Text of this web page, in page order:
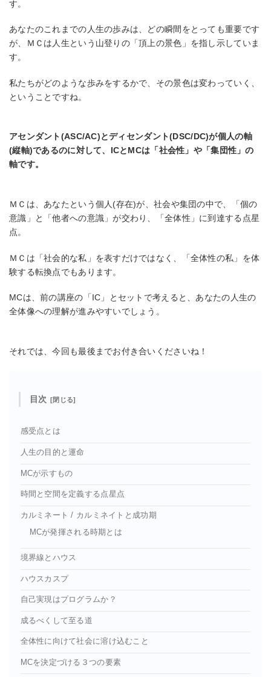
す。
あなたのこれまでの人生の歩みは、どの瞬間をとっても重要です
が、ＭＣは人生という山登りの「頂上の景色」を指し示していま
す。
私たちがどのような歩みをするかで、その景色は変わっていく、
ということですね。
アセンダント(ASC/AC)とディセンダント(DSC/DC)が個人の軸
(縦軸)であるのに対して、ICとMCは「社会性」や「集団性」の
軸です。
ＭＣは、あなたという個人(存在)が、社会や集団の中で、「個の
意識」と「他者への意識」が交わり、「全体性」に到達する点星
点。
ＭＣは「社会的な私」を表すだけではなく、「全体性の私」を体
験する転換点でもあります。
MCは、前の講座の「IC」とセットで考えると、あなたの人生の
全体像への理解が進みやすいでしょう。
それでは、今回も最後までお付き合いくださいね！
目次
感受点とは
人生の目的と運命
MCが示すもの
時間と空間を定義する点星点
カルミネート / カルミネイトと成功期
MCが発揮される時期とは
境界線とハウス
ハウスカスプ
自己実現はプログラムか？
成るべくして至る道
全体性に向けて社会に溶け込むこと
MCを決定づける３つの要素